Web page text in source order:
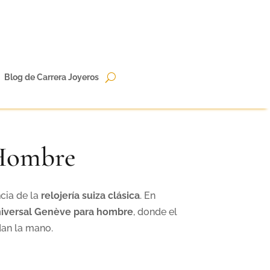
Blog de Carrera Joyeros
de la relojería suiza clásica. En
Genève para hombre, donde el
la mano.